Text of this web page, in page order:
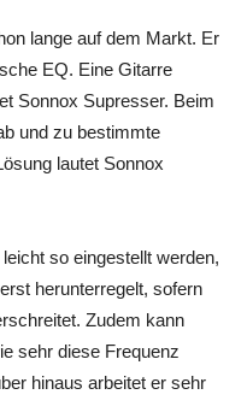
lange auf dem Markt. Er
EQ. Eine Gitarre
Sonnox Supresser. Beim
und zu bestimmte
lautet Sonnox
so eingestellt werden,
herunterregelt, sofern
Zudem kann
sehr diese Frequenz
hinaus arbeitet er sehr